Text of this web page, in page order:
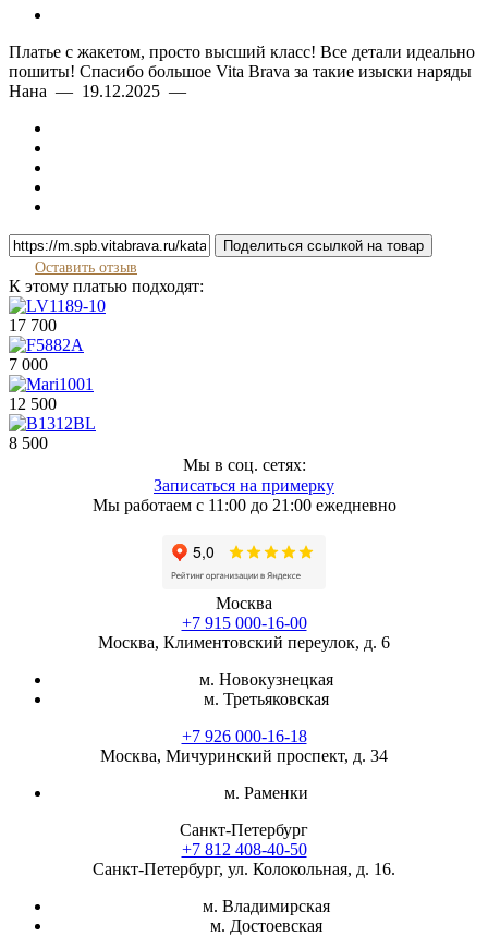
Платье с жакетом, просто высший класс! Все детали идеально
пошиты! Спасибо большое Vita Brava за такие изыски наряды
Нана — 19.12.2025 —
Поделиться ссылкой на товар
Оставить отзыв
К этому платью подходят:
17 700
7 000
12 500
8 500
Мы в соц. сетях:
Записаться на примерку
Мы работаем с 11:00 до 21:00 ежедневно
Москва
+7 915 000-16-00
Москва, Климентовский переулок, д. 6
м. Новокузнецкая
м. Третьяковская
+7 926 000-16-18
Москва, Мичуринский проспект, д. 34
м. Раменки
Санкт-Петербург
+7 812 408-40-50
Санкт-Петербург, ул. Колокольная, д. 16.
м. Владимирская
м. Достоевская